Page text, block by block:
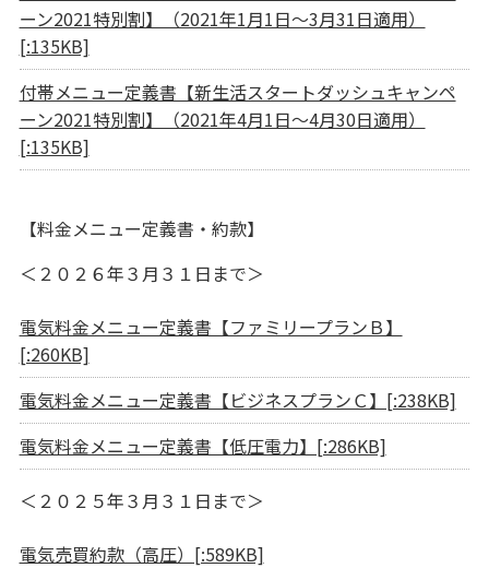
ーン2021特別割】（2021年1月1日～3月31日適用）
[:135KB]
付帯メニュー定義書【新生活スタートダッシュキャンペ
ーン2021特別割】（2021年4月1日～4月30日適用）
[:135KB]
【料金メニュー定義書・約款】
＜２０２６年３月３１日まで＞
電気料金メニュー定義書【ファミリープランＢ】
[:260KB]
電気料金メニュー定義書【ビジネスプランＣ】[:238KB]
電気料金メニュー定義書【低圧電力】[:286KB]
＜２０２５年３月３１日まで＞
電気売買約款（高圧）[:589KB]